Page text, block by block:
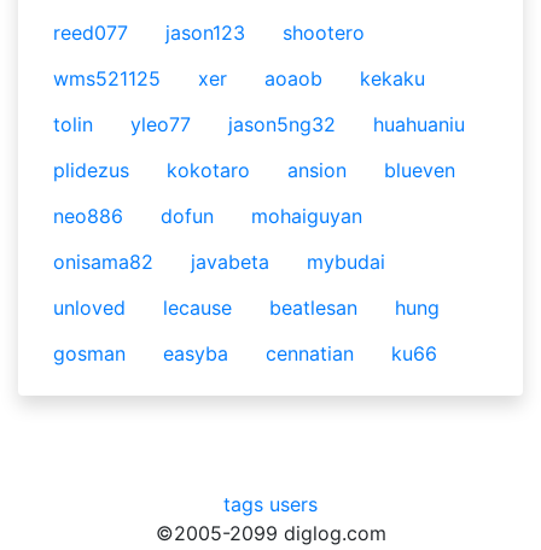
reed077
jason123
shootero
wms521125
xer aoaob
kekaku
tolin
yleo77 jason5ng32
huahuaniu
plidezus
kokotaro ansion
blueven
neo886
dofun
mohaiguyan
onisama82
javabeta
mybudai
unloved
lecause beatlesan
hung
gosman
easyba cennatian ku66
tags users
©2005-2099 diglog.com